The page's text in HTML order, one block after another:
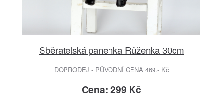
Sběratelská panenka Růženka 30cm
DOPRODEJ - PŮVODNÍ CENA 469.- Kč
Cena: 299 Kč